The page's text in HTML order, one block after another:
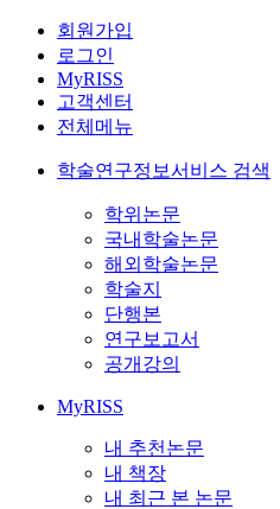
회원가입
로그인
MyRISS
고객센터
전체메뉴
학술연구정보서비스 검색
학위논문
국내학술논문
해외학술논문
학술지
단행본
연구보고서
공개강의
MyRISS
내 추천논문
내 책장
내 최근 본 논문